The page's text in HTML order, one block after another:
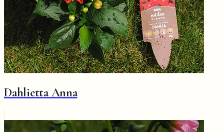
Dahlietta Anna